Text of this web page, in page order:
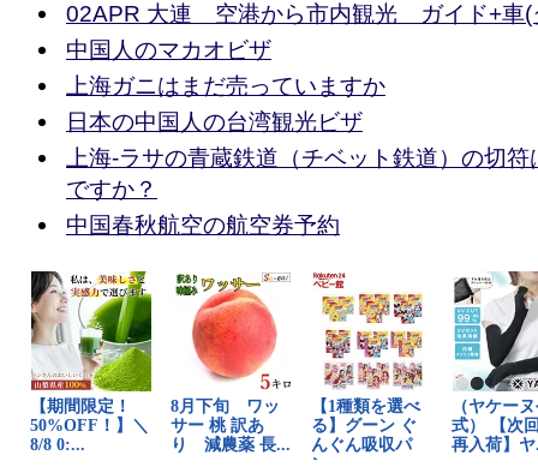
02APR 大連 空港から市内観光 ガイド+車(
中国人のマカオビザ
上海ガニはまだ売っていますか
日本の中国人の台湾観光ビザ
上海-ラサの青蔵鉄道（チベット鉄道）の切
ですか？
中国春秋航空の航空券予約